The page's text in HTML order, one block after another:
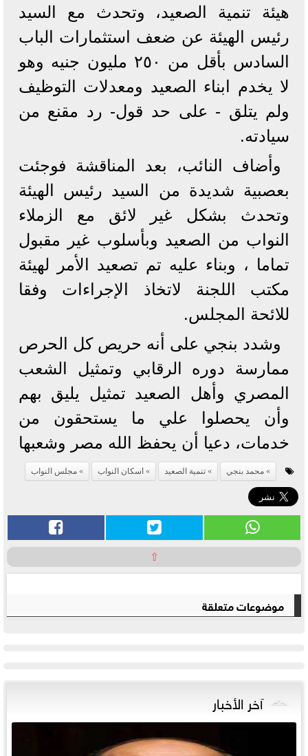
هيئة تنمية الصعيد، وتحدث مع السيد
رئيس الهيئة عن ضعف استثمارات الباب
السادس بأقل من ٢٥٠ مليون جنيه وهو
لا يخدم ابناء الصعيد ومعدلات التوظيف
ولم يتلق - على حد قول- رد مقنع من
سيادته.
وأضاف النائب، بعد المناقشة فوجئت
بعصبية شديدة من السيد رئيس الهيئة
وتحدث بشكل غير لائق مع الزملاء
النواب من الصعيد وبأسلوب غير مقبول
تماما ، وبناء عليه تم تصعيد الأمر لهيئة
مكتب اللجنة لاتخاذ الإجراءات وفقا
للائحة المجلس.
وشدد بنجي على أنه حريص كل الحرص
ممارسة دوره الرقابي وتمثيل الشعب
المصري وأهل الصعيد تمثيل يليق بهم
وأن يحصلوا علي ما يستحقون من
خدمات، دعيا أن يحفظ الله مصر وشعبها
محمد بنجي تنمية الصعيد اسكان النواب مجلس النواب
⇧
موضوعات متعلقة
آخر الأخبار